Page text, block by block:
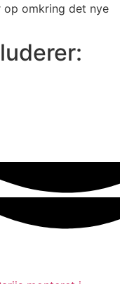
op omkring det nye